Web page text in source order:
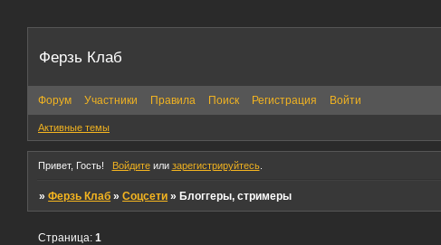
Ферзь Клаб
Форум Участники Правила Поиск Регистрация Войти
Активные темы
Привет, Гость! Войдитеили зарегистрируйтесь.
»Ферзь Клаб »Соцсети »Блоггеры, стримеры
Страница:1